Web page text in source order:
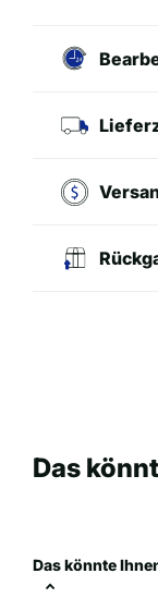
Das
Das könnte